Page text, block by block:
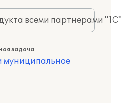
всеми партнерами
задача
муниципальное